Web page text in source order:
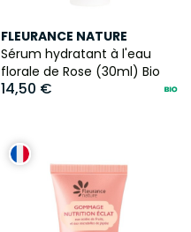
FLEURANCE NATURE
Sérum hydratant à l'eau
florale de Rose (30ml) Bio
14,50 €